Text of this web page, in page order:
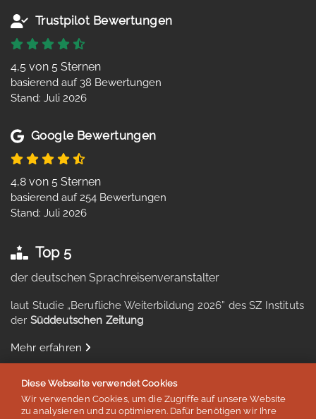
Trustpilot Bewertungen
4,5 von 5 Sternen
basierend auf 38 Bewertungen
Stand: Juli 2026
Google Bewertungen
4,8 von 5 Sternen
basierend auf 254 Bewertungen
Stand: Juli 2026
Top 5
der deutschen Sprachreisenveranstalter
laut Studie „Berufliche Weiterbildung 2026” des SZ Instituts
der Süddeutschen Zeitung
Mehr erfahren
Auszeichnungen & Mitgliedschaften
Diese Webseite verwendet Cookies
Wir verwenden Cookies, um die Zugriffe auf unsere Website
zu analysieren und zu optimieren. Dafür benötigen wir Ihre